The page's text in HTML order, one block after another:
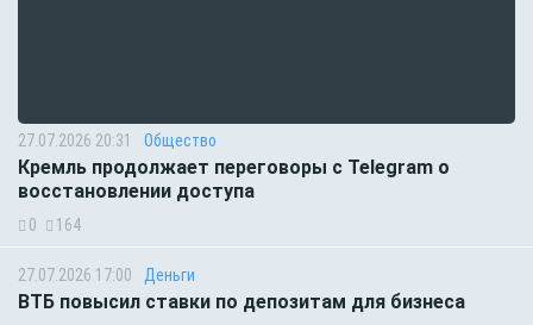
27.07.2026 20:31 Общество
Кремль продолжает переговоры с Telegram о
восстановлении доступа
0 164
27.07.2026 17:00 Деньги
ВТБ повысил ставки по депозитам для бизнеса